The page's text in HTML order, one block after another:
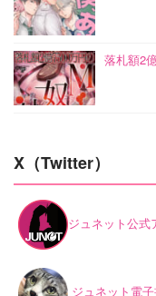
落札額2
X（Twitter）
ジュネット公式
ジュネット電